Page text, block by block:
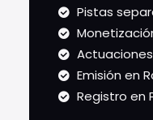
Pistas
Emisión en
Registro en